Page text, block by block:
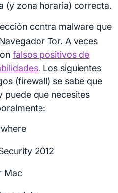
(y zona horaria) correcta.
contra malware que
Tor. A veces
falsos positivos de
. Los siguientes
(firewall) se sabe que
puede que necesites
2012
Mac